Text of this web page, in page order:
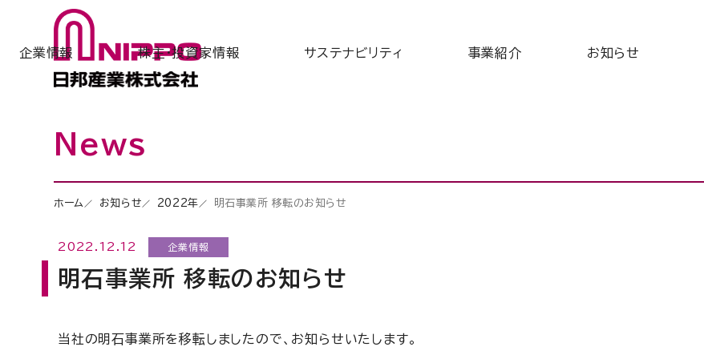
企業情報 株主・投資家情報 サステナビリティ 事業紹介 お知らせ
News
ホーム お知らせ 2022年 明石事業所 移転のお知らせ
2022.12.12 企業情報
明石事業所 移転のお知らせ
当社の明石事業所を移転しましたので、お知らせいたします。